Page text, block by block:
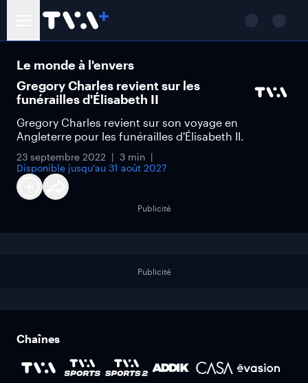
Le monde à l'envers
Gregory Charles revient sur les
funérailles d'Élisabeth II
Gregory Charles revient sur son voyage en
Angleterre pour les funérailles d'Élisabeth II.
23 septembre 2022
3 min
Disponible jusqu'au 31 août 2027
Publicité
Publicité
Chaînes